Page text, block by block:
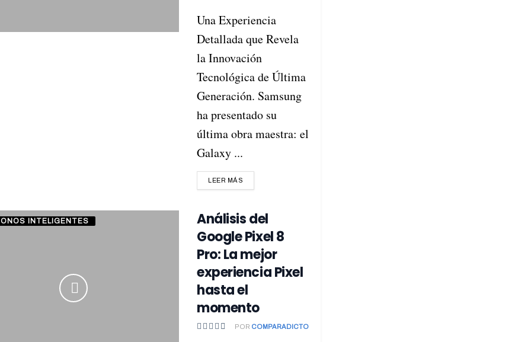
Una Experiencia
Detallada que Revela
la Innovación
Tecnológica de Última
Generación. Samsung
ha presentado su
última obra maestra: el
Galaxy ...
LEER MÁS
INTELIGENTES
Análisis del
Google Pixel 8
Pro: La mejor
experiencia Pixel
hasta el
momento
POR COMPARADICTO